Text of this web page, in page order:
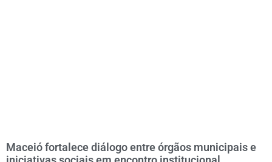
Maceió fortalece diálogo entre órgãos municipais e